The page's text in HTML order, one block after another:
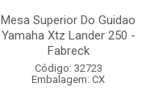
Mesa Superior Do Guidao
Yamaha Xtz Lander 250 -
Fabreck
Código: 32723
Embalagem: CX